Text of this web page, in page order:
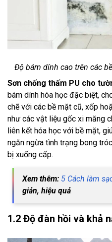
Độ bám dính cao trên các
Sơn chống thấm PU cho
bám dính hóa học đặc biệt,
chẽ với các bề mặt cũ, xốp
như các vật liệu gốc xi măng
liên kết hóa học với bề mặt,
ngăn ngừa tình trạng bong
bị xuống cấp.
Xem thêm: 5 Cách làm
giản, hiệu quả
1.2 Độ đàn hồi và khả